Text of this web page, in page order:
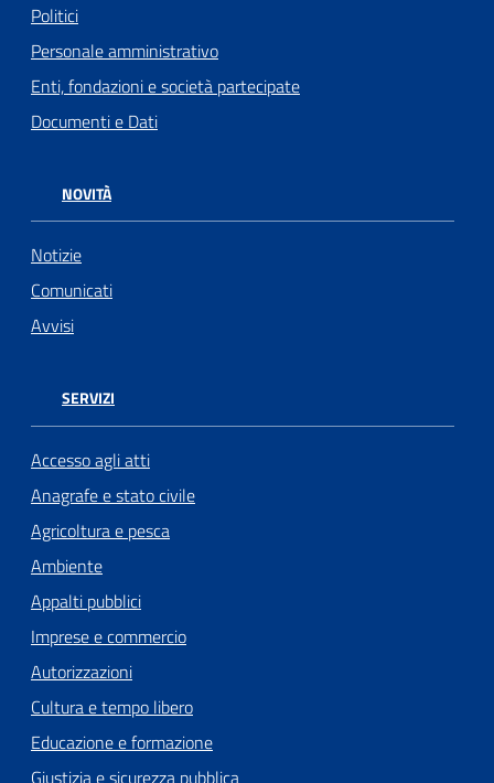
Politici
Personale amministrativo
Enti, fondazioni e società partecipate
Documenti e Dati
NOVITÀ
Notizie
Comunicati
Avvisi
SERVIZI
Accesso agli atti
Anagrafe e stato civile
Agricoltura e pesca
Ambiente
Appalti pubblici
Imprese e commercio
Autorizzazioni
Cultura e tempo libero
Educazione e formazione
Giustizia e sicurezza pubblica